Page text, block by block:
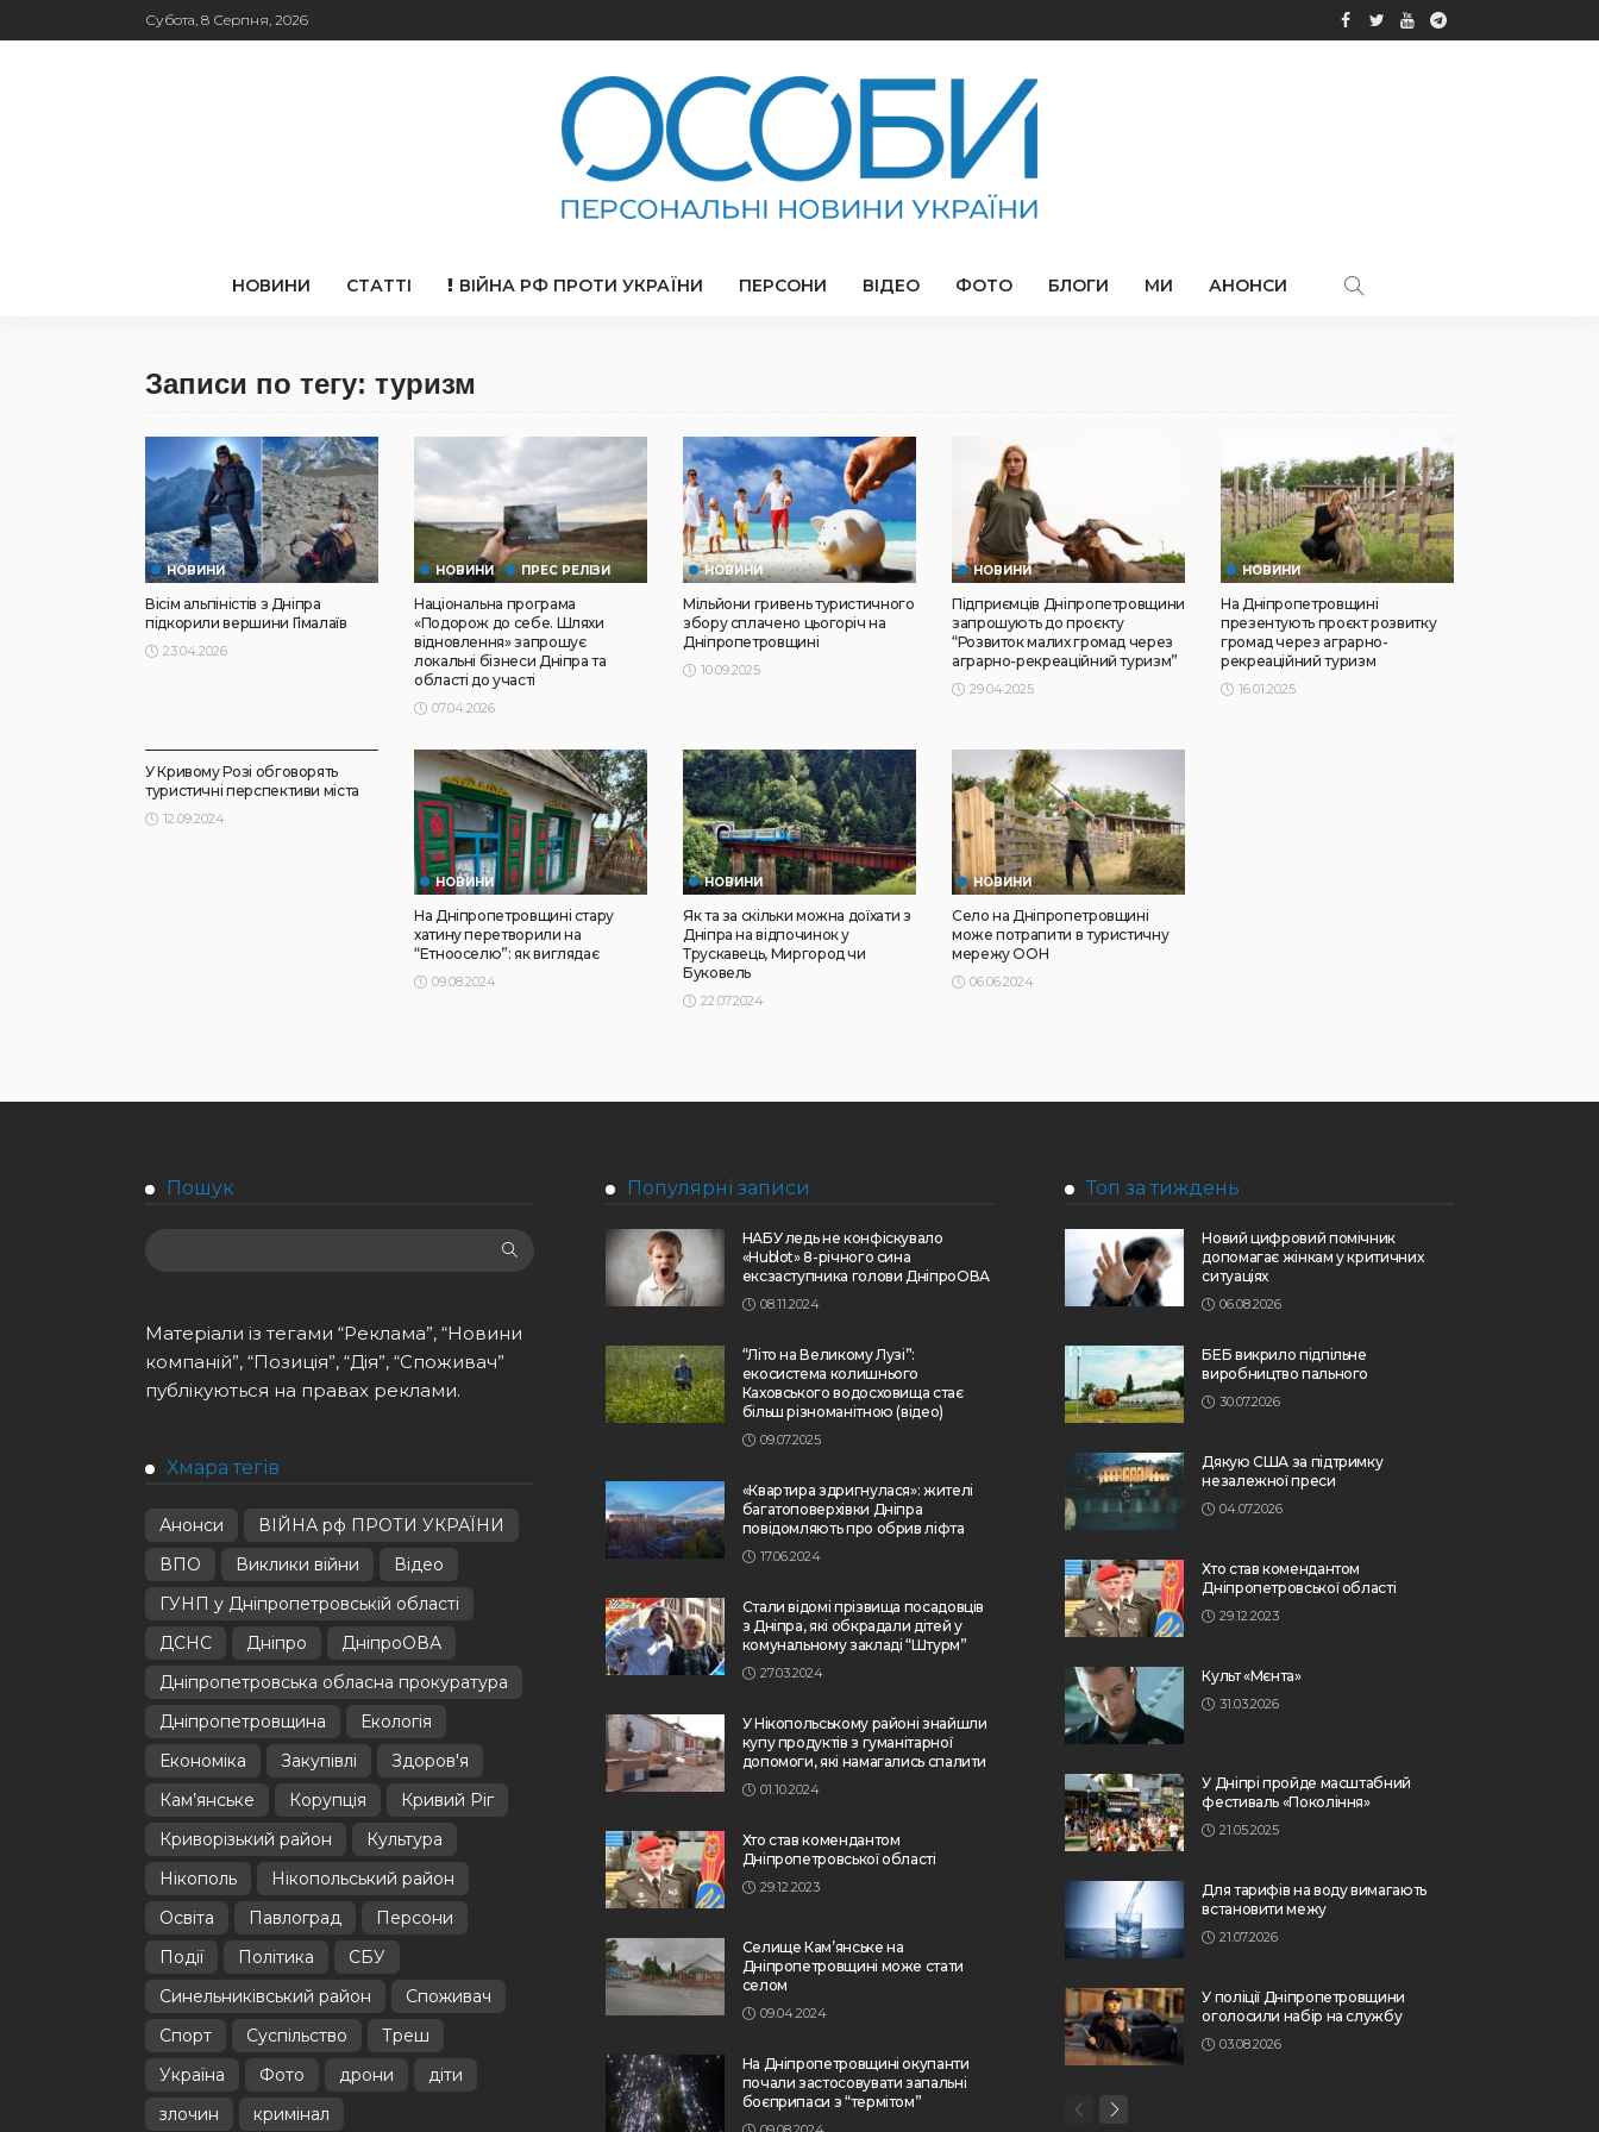
Субота, 8 Серпня, 2026
НОВИНИ СТАТТІ ВІЙНА РФ ПРОТИ УКРАЇНИ ПЕРСОНИ ВІДЕО ФОТО БЛОГИ МИ АНОНСИ
Записи по тегу: туризм
НОВИНИ
Вісім альпіністів з Дніпра
підкорили вершини Гімалаїв
23.04.2026
НОВИНИ ПРЕС РЕЛІЗИ
Національна програма
«Подорож до себе. Шляхи
відновлення» запрошує
локальні бізнеси Дніпра та
області до участі
07.04.2026
НОВИНИ
Мільйони гривень туристичного
збору сплачено цьогоріч на
Дніпропетровщині
10.09.2025
НОВИНИ
Підприємців Дніпропетровщини
запрошують до проєкту
“Розвиток малих громад через
аграрно-рекреаційний туризм”
29.04.2025
НОВИНИ
На Дніпропетровщині
презентують проєкт розвитку
громад через аграрно-
рекреаційний туризм
16.01.2025
У Кривому Розі обговорять
туристичні перспективи міста
12.09.2024
НОВИНИ
На Дніпропетровщині стару
хатину перетворили на
“Етнооселю”: як виглядає
09.08.2024
НОВИНИ
Як та за скільки можна доїхати з
Дніпра на відпочинок у
Трускавець, Миргород чи
Буковель
22.07.2024
НОВИНИ
Село на Дніпропетровщині
може потрапити в туристичну
мережу ООН
06.06.2024
Пошук
Матеріали із тегами “Реклама”, “Новини
компаній”, “Позиція”, “Дія”, “Споживач”
публікуються на правах реклами.
Хмара тегів
Анонси
ВІЙНА рф ПРОТИ УКРАЇНИ
ВПО
Виклики війни
Відео
ГУНП у Дніпропетровській області
ДСНС
Дніпро
ДніпроОВА
Дніпропетровська обласна прокуратура
Дніпропетровщина
Екологія
Економіка
Закупівлі
Здоров'я
Кам’янське
Корупція
Кривий Ріг
Криворізький район
Культура
Нікополь
Нікопольський район
Освіта
Павлоград
Персони
Події
Політика
СБУ
Синельниківський район
Споживач
Спорт
Суспільство
Треш
Україна
Фото дрони
діти
злочин
кримінал
Популярні записи
НАБУ ледь не конфіскувало
«Hublot» 8-річного сина
ексзаступника голови ДніпроОВА
08.11.2024
“Літо на Великому Лузі”:
екосистема колишнього
Каховського водосховища стає
більш різноманітною (відео)
09.07.2025
«Квартира здригнулася»: жителі
багатоповерхівки Дніпра
повідомляють про обрив ліфта
17.06.2024
Стали відомі прізвища посадовців
з Дніпра, які обкрадали дітей у
комунальному закладі “Штурм”
27.03.2024
У Нікопольському районі знайшли
купу продуктів з гуманітарної
допомоги, які намагались спалити
01.10.2024
Хто став комендантом
Дніпропетровської області
29.12.2023
Селище Кам’янське на
Дніпропетровщині може стати
селом
09.04.2024
На Дніпропетровщині окупанти
почали застосовувати запальні
боєприпаси з “термітом”
Топ за тиждень
Новий цифровий помічник
допомагає жінкам у критичних
ситуаціях
06.08.2026
БЕБ викрило підпільне
виробництво пального
30.07.2026
Дякую США за підтримку
незалежної преси
04.07.2026
Хто став комендантом
Дніпропетровської області
29.12.2023
Культ «Мєнта»
31.03.2026
У Дніпрі пройде масштабний
фестиваль «Покоління»
21.05.2025
Для тарифів на воду вимагають
встановити межу
21.07.2026
У поліції Дніпропетровщини
оголосили набір на службу
03.08.2026